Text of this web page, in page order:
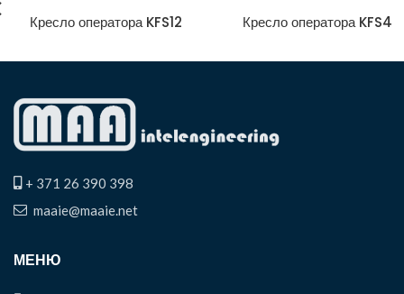
Кресло оператора KFS12 Кресло оператора KFS4
+ 371 26 390 398
maaie@maaie.net
МЕНЮ